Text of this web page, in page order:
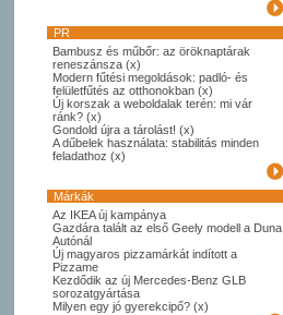
PR
Bambusz és műbőr: az öröknaptárak
reneszánsza (x)
Modern fűtési megoldások: padló- és
felületfűtés az otthonokban (x)
Új korszak a weboldalak terén: mi vár
ránk? (x)
Gondold újra a tárolást! (x)
A dűbelek használata: stabilitás minden
feladathoz (x)
Márkák
Az IKEA új kampánya
Gazdára talált az első Geely modell a Duna
Autónál
Új magyaros pizzamárkát indított a
Pizzame
Kezdődik az új Mercedes-Benz GLB
sorozatgyártása
Milyen egy jó gyerekcipő? (x)